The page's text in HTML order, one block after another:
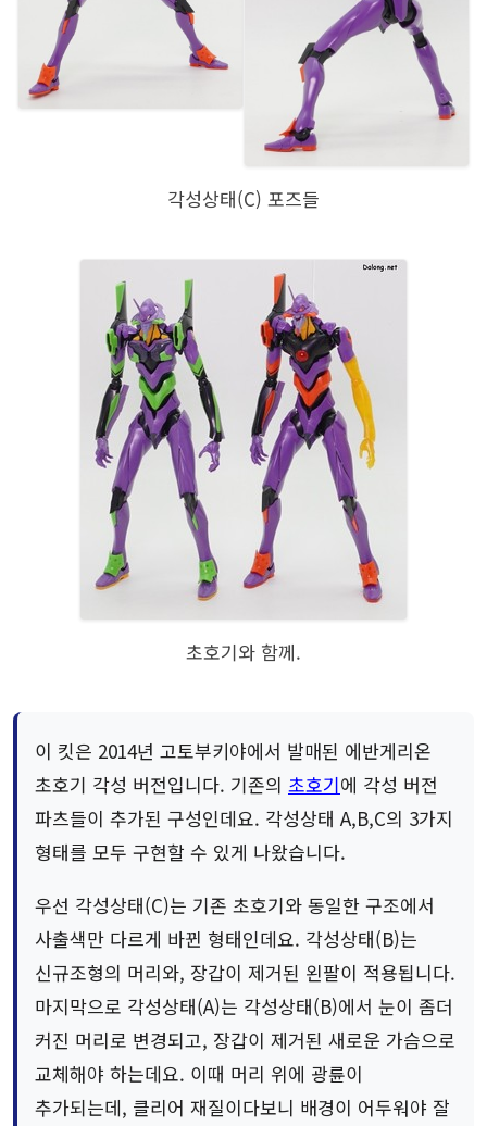
각성상태(C) 포즈들
초호기와 함께.
이 킷은 2014년 고토부키야에서 발매된 에반게리온
초호기 각성 버전입니다. 기존의 초호기에 각성 버전
파츠들이 추가된 구성인데요. 각성상태 A,B,C의 3가지
형태를 모두 구현할 수 있게 나왔습니다.
우선 각성상태(C)는 기존 초호기와 동일한 구조에서
사출색만 다르게 바뀐 형태인데요. 각성상태(B)는
신규조형의 머리와, 장갑이 제거된 왼팔이 적용됩니다.
마지막으로 각성상태(A)는 각성상태(B)에서 눈이 좀더
커진 머리로 변경되고, 장갑이 제거된 새로운 가슴으로
교체해야 하는데요. 이때 머리 위에 광륜이
추가되는데, 클리어 재질이다보니 배경이 어두워야 잘